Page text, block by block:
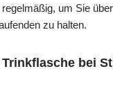
um Sie
zu halten.
bei